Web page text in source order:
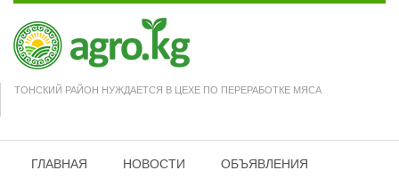
ТОНСКИЙ РАЙОН НУЖДАЕТСЯ В ЦЕХЕ ПО ПЕРЕРАБОТКЕ МЯСА
ГЛАВНАЯ НОВОСТИ ОБЪЯВЛЕНИЯ